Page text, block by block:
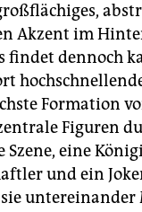
Akzent im
findet dennoch
Formation
Figuren
eine
und ein
sie